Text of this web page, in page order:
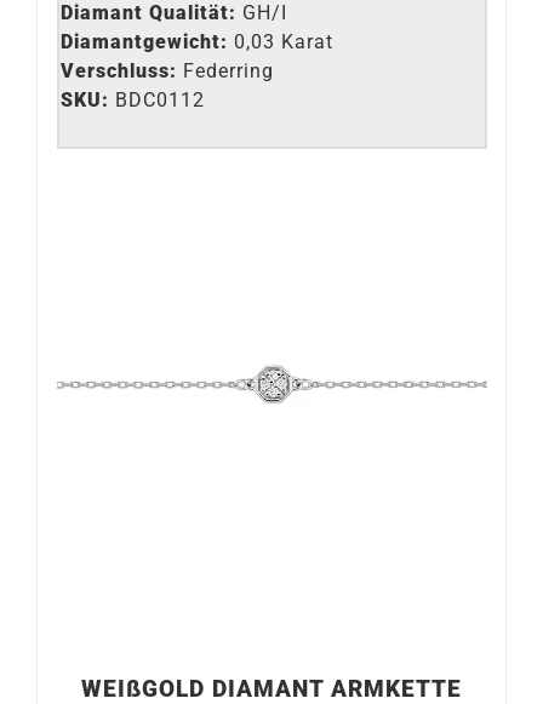
Diamant Qualität: GH/I
Diamantgewicht: 0,03 Karat
Verschluss: Federring
SKU: BDC0112
WEIßGOLD DIAMANT ARMKETTE